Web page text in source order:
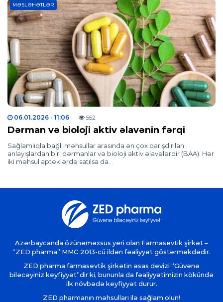
MƏSLƏHƏTLƏR
06.01.2026 - 11:06 552
Dərman və bioloji aktiv əlavənin fərqi
Sağlamlıqla bağlı məhsullar arasında ən çox qarışdırılan
anlayışlardan biri dərmanlar və bioloji aktiv əlavələrdir (BAA). Hər
iki məhsul apteklərdə satılsa da…
Azərbaycanda özünəməxsus yeri olan Farmasevtik şirkət –
“ZED pharma” MMC 2013-cü ildən fəaliyyət göstərməkdədir.
ZED pharma farmasevtik şirkətin əsas devizi “Güvənə
biləcəyiniz keyfiyyət”dir ki, bununla da fəaliyyətimizin kökündə
ilk növbədə keyfiyyət durur.
ZED pharmanın məhsulları ilə sağlam olun!